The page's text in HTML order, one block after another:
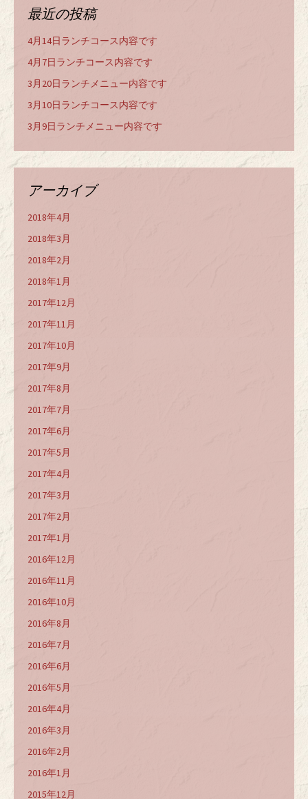
最近の投稿
4月14日ランチコース内容です
4月7日ランチコース内容です
3月20日ランチメニュー内容です
3月10日ランチコース内容です
3月9日ランチメニュー内容です
アーカイブ
2018年4月
2018年3月
2018年2月
2018年1月
2017年12月
2017年11月
2017年10月
2017年9月
2017年8月
2017年7月
2017年6月
2017年5月
2017年4月
2017年3月
2017年2月
2017年1月
2016年12月
2016年11月
2016年10月
2016年8月
2016年7月
2016年6月
2016年5月
2016年4月
2016年3月
2016年2月
2016年1月
2015年12月